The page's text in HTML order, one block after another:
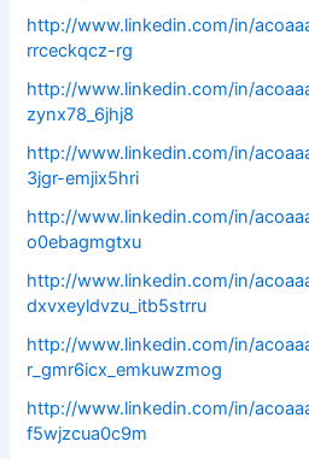
http://www.linkedin.com/in/
rrceckqcz-rg
http://www.linkedin.com/in/
zynx78_6jhj8
http://www.linkedin.com/in/
3jgr-emjix5hri
http://www.linkedin.com/in/
o0ebagmgtxu
http://www.linkedin.com/in/
dxvxeyldvzu_itb5strru
http://www.linkedin.com/in/
r_gmr6icx_emkuwzmog
http://www.linkedin.com/in/
f5wjzcua0c9m